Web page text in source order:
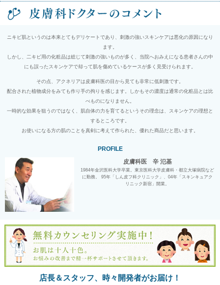
ニキビ肌というのは本来とてもデリケートであり、刺激の強いスキンケアは悪化の原因になり
ます。
しかし、二キビ用の化粧品は総じて刺激の強いものが多く、当院へおみえになる患者さんの中
にも誤ったスキンケアで却って肌を傷めているケースが多く見受けられます。
その点、アクネリアは皮膚科医の目から見ても非常に低刺激です。
配合された植物成分をみても作り手の拘りを感じます。しかもその濃度は通常の化粧品とは比
べものになりません。
一時的な効果を狙うのではなく、肌自体の力を育てるというその理念は、スキンケアの理想と
するところです。
お使いになる方の肌のことを真剣に考えて作られた、優れた商品だと思います。
PROFILE
皮膚科医 辛 氾基
1984年金沢医科大学卒業。東京医科大学皮膚科・都立大塚病院など
に勤務。 95年「しん皮フ科クリニック」、04年「スキンキュアク
リニック新宿」開業。
店長＆スタッフ、時々開発者がお届け！